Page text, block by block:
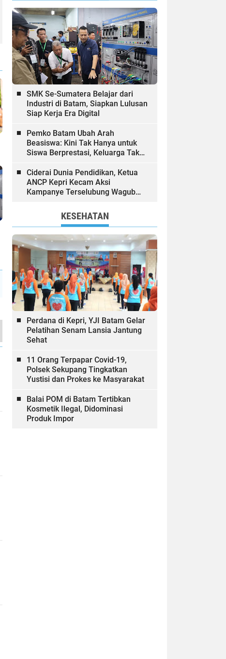
SMK Se-Sumatera Belajar dari
Industri di Batam, Siapkan Lulusan
Siap Kerja Era Digital
Pemko Batam Ubah Arah
Beasiswa: Kini Tak Hanya untuk
Siswa Berprestasi, Keluarga Tak
Dibiayai
Ciderai Dunia Pendidikan, Ketua
ANCP Kepri Kecam Aksi
Kampanye Terselubung Wagub
KESEHATAN
Perdana di Kepri, YJI Batam Gelar
Pelatihan Senam Lansia Jantung
Sehat
11 Orang Terpapar Covid-19,
Polsek Sekupang Tingkatkan
Yustisi dan Prokes ke Masyarakat
Balai POM di Batam Tertibkan
Kosmetik Ilegal, Didominasi
Produk Impor